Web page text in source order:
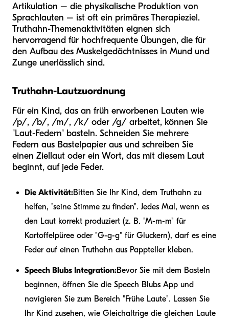
Artikulation – die physikalische Produktion von
Sprachlauten – ist oft ein primäres Therapieziel.
Truthahn-Themenaktivitäten eignen sich
hervorragend für hochfrequente Übungen, die für
den Aufbau des Muskelgedächtnisses in Mund und
Zunge unerlässlich sind.
Truthahn-Lautzuordnung
Für ein Kind, das an früh erworbenen Lauten wie
/p/, /b/, /m/, /k/ oder /g/ arbeitet, können Sie
"Laut-Federn" basteln. Schneiden Sie mehrere
Federn aus Bastelpapier aus und schreiben Sie
einen Ziellaut oder ein Wort, das mit diesem Laut
beginnt, auf jede Feder.
Die Aktivität:Bitten Sie Ihr Kind, dem Truthahn zu
helfen, "seine Stimme zu finden". Jedes Mal, wenn es
den Laut korrekt produziert (z. B. "M-m-m" für
Kartoffelpüree oder "G-g-g" für Gluckern), darf es eine
Feder auf einen Truthahn aus Pappteller kleben.
Speech Blubs Integration:Bevor Sie mit dem Basteln
beginnen, öffnen Sie die Speech Blubs App und
navigieren Sie zum Bereich "Frühe Laute". Lassen Sie
Ihr Kind zusehen, wie Gleichaltrige die gleichen Laute